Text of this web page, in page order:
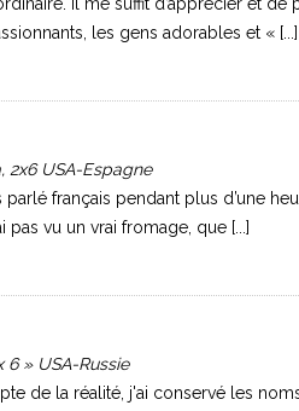
les gens adorables et « [...]
2x6 USA-Espagne
parlé français pendant plus d’une
pas vu un vrai fromage, que [...]
6 » USA-Russie
de la réalité, j'ai conservé les